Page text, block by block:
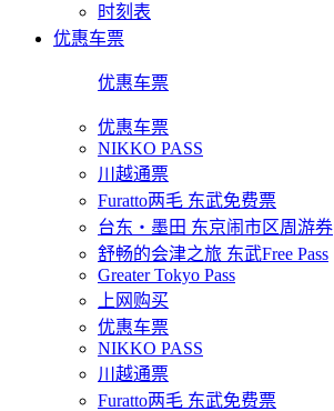
时刻表
优惠车票
优惠车票
优惠车票
NIKKO PASS
川越通票
Furatto两毛 东武免费票
台东・墨田 东京闹市区周游券
舒畅的会津之旅 东武Free Pass
Greater Tokyo Pass
上网购买
优惠车票
NIKKO PASS
川越通票
Furatto两毛 东武免费票